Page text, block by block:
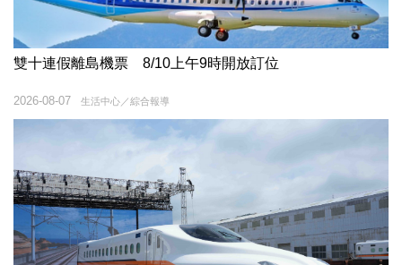
雙十連假離島機票 8/10上午9時開放訂位
生活中心／綜合報導
2026-08-07